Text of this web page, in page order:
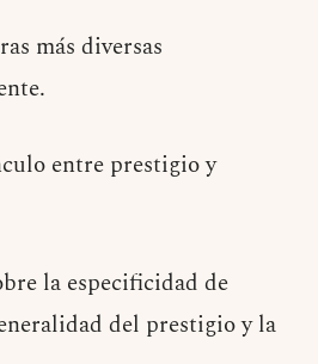
más diversas
entre prestigio y
la especificidad de
del prestigio y la